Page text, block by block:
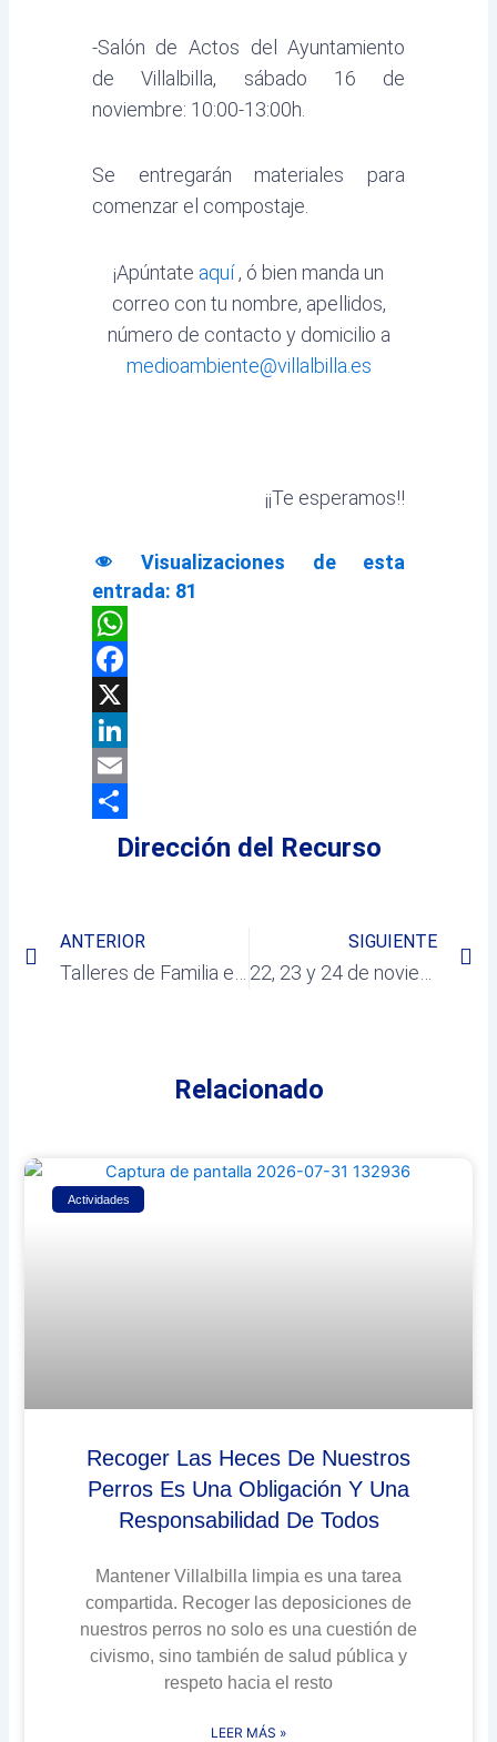
-Salón de Actos del Ayuntamiento
de Villalbilla, sábado 16 de
noviembre: 10:00-13:00h.
Se entregarán materiales para
comenzar el compostaje.
¡Apúntate aquí, ó bien manda un
correo con tu nombre, apellidos,
número de contacto y domicilio a
medioambiente@villalbilla.es
¡¡Te esperamos!!
Visualizaciones de esta
entrada: 81
WhatsApp
Facebook
X
LinkedIn
Email
Compartir
Dirección del Recurso
ANTERIOR SIGUIENTE
Relacionado
Actividades
Recoger Las Heces De Nuestros
Perros Es Una Obligación Y Una
Responsabilidad De Todos
Mantener Villalbilla limpia es una tarea
compartida. Recoger las deposiciones de
nuestros perros no solo es una cuestión de
civismo, sino también de salud pública y
respeto hacia el resto
LEER MÁS »